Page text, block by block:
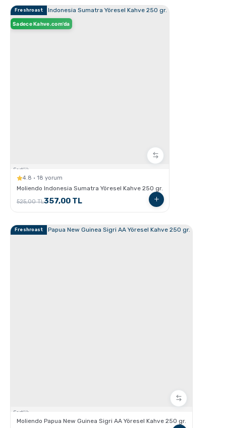
GROSCHE Milano Moka Pot ile Evde Espresso Nasıl
Freshroast
Sertlik:
Sadece Kahve.com'da
4.8 · 18 yorum
Moliendo Indonesia Sumatra Yöresel Kahve 250 gr.
525,00 TL357,00 TL
Freshroast
Sertlik:
Moliendo Papua New Guinea Sigri AA Yöresel Kahve 250 gr.